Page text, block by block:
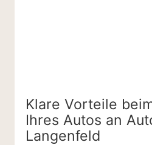
Klare Vorteile
Ihres Autos an
Langenfeld